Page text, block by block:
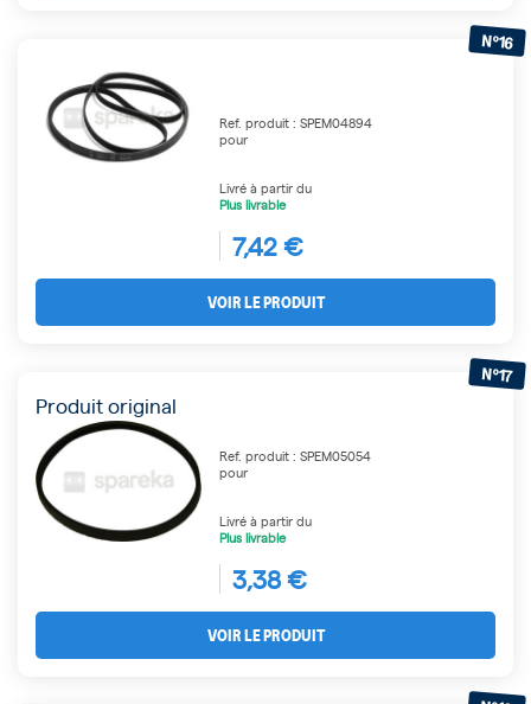
N°16
Ref. produit : SPEM04894
pour
Livré à partir du
Plus livrable
7,42 €
VOIR LE PRODUIT
Produit original
N°17
Ref. produit : SPEM05054
pour
Livré à partir du
Plus livrable
3,38 €
VOIR LE PRODUIT